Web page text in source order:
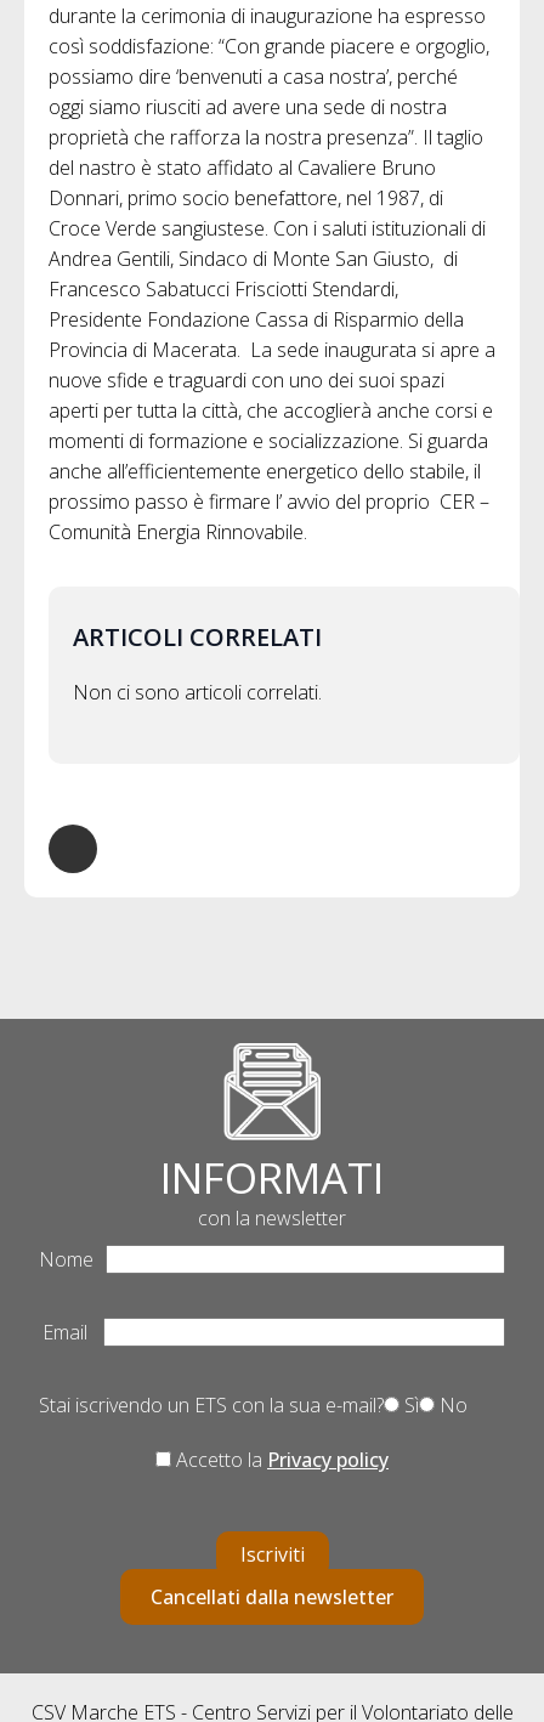
durante la cerimonia di inaugurazione ha espresso
così soddisfazione: “Con grande piacere e orgoglio,
possiamo dire ‘benvenuti a casa nostra’, perché
oggi siamo riusciti ad avere una sede di nostra
proprietà che rafforza la nostra presenza”. Il taglio
del nastro è stato affidato al Cavaliere Bruno
Donnari, primo socio benefattore, nel 1987, di
Croce Verde sangiustese. Con i saluti istituzionali di
Andrea Gentili, Sindaco di Monte San Giusto, di
Francesco Sabatucci Frisciotti Stendardi,
Presidente Fondazione Cassa di Risparmio della
Provincia di Macerata. La sede inaugurata si apre a
nuove sfide e traguardi con uno dei suoi spazi
aperti per tutta la città, che accoglierà anche corsi e
momenti di formazione e socializzazione. Si guarda
anche all’efficientemente energetico dello stabile, il
prossimo passo è firmare l’ avvio del proprio CER –
Comunità Energia Rinnovabile.
ARTICOLI CORRELATI
Non ci sono articoli correlati.
INFORMATI
con la newsletter
Nome
Email
Stai iscrivendo un ETS con la sua e-mail? Sì No
Accetto la Privacy policy
Iscriviti
Cancellati dalla newsletter
CSV Marche ETS - Centro Servizi per il Volontariato delle